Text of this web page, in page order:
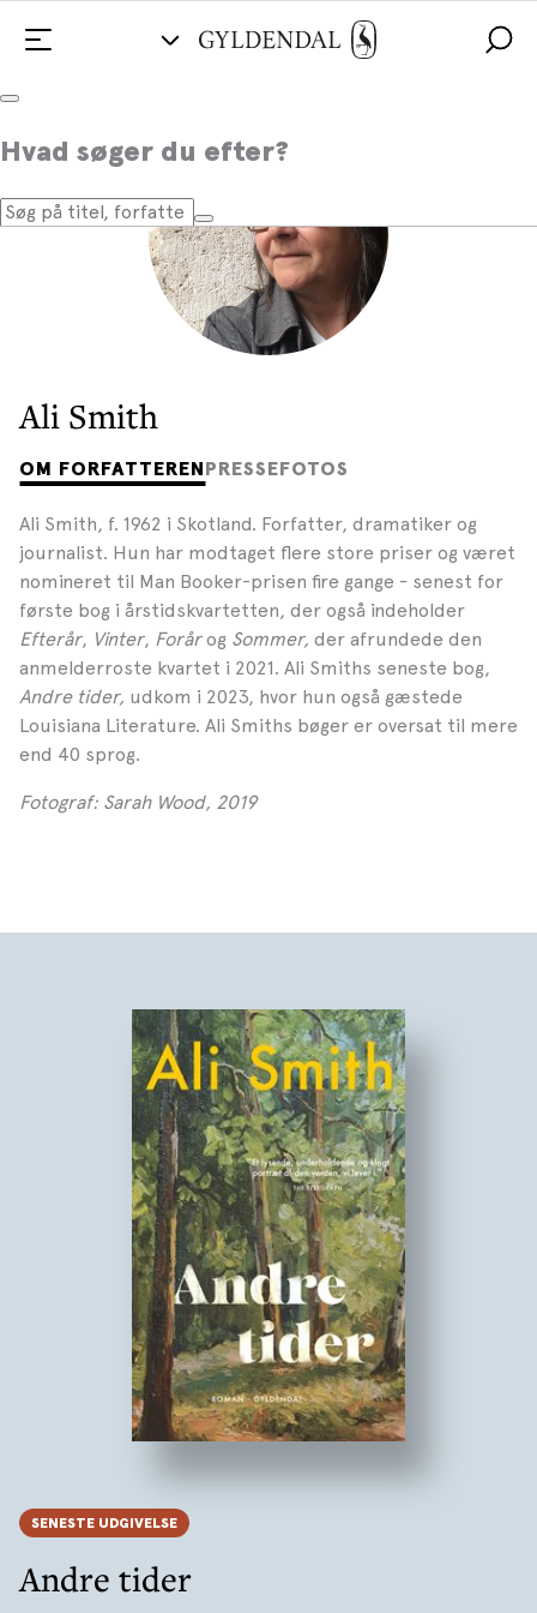
Hvad søger du efter?
Ali Smith
OM FORFATTERENPRESSEFOTOS
Ali Smith, f. 1962 i Skotland. Forfatter, dramatiker og
journalist. Hun har modtaget flere store priser og været
nomineret til Man Booker-prisen fire gange - senest for
første bog i årstidskvartetten, der også indeholder
Efterår, Vinter, Forårog Sommer, der afrundede den
anmelderroste kvartet i 2021. Ali Smiths seneste bog,
Andre tider, udkom i 2023, hvor hun også gæstede
Louisiana Literature. Ali Smiths bøger er oversat til mere
end 40 sprog.
Fotograf: Sarah Wood, 2019
SENESTE UDGIVELSE
Andre tider